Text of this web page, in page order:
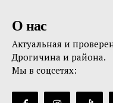
О нас
Актуальная и
Дрогичина и района.
Мы в соцсетях: